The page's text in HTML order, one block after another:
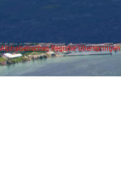
Alphabetisches Register überspringen